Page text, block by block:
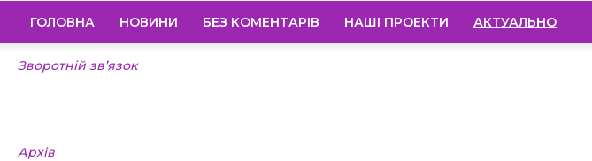
ГОЛОВНА НОВИНИ БЕЗ КОМЕНТАРІВ НАШІ ПРОЕКТИ АКТУАЛЬНО
Зворотній зв’язок
Архів